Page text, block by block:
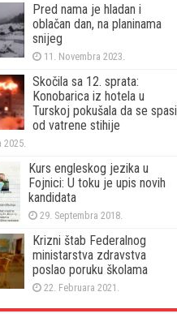
Pred nama je hladan i
oblačan dan, na planinama
snijeg
11. Novembra 2023.
Skočila sa 12. sprata:
Konobarica iz hotela u
Turskoj pokušala da se spasi
od vatrene stihije
Kurs engleskog jezika u
Fojnici: U toku je upis novih
kandidata
29. Septembra 2018.
Krizni štab Federalnog
ministarstva zdravstva
poslao poruku školama
22. Februara 2021.